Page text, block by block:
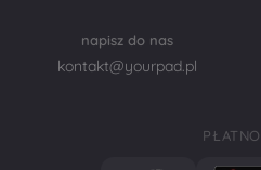
napisz do nas
kontakt@yourpad.pl